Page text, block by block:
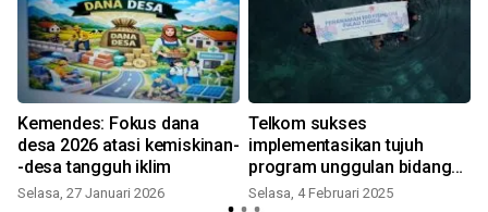
Kemendes: Fokus dana
desa 2026 atasi kemiskinan-
-desa tangguh iklim
Selasa, 27 Januari 2026
Telkom sukses
implementasikan tujuh
program unggulan bidang
lingkungan
Selasa, 4 Februari 2025